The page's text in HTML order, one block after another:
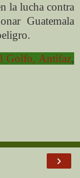
la lucha contra
Guatemala
Golfo, Antifaz,
›